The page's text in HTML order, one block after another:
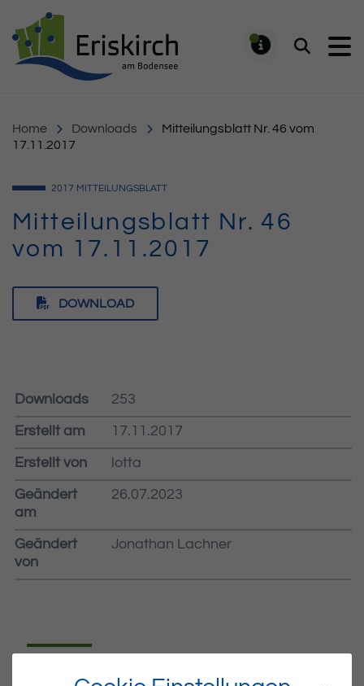
Suchen
Home Downloads
Mitteilungsblatt Nr. 46 vom
17.11.2017
2017 MITTEILUNGSBLATT
Mitteilungsblatt Nr. 46
vom 17.11.2017
DOWNLOAD
Downloads 253
Erstellt am 17.11.2017
Erstellt von lotta
Geändert
am
26.07.2023
Geändert
von
Jonathan Lachner
Dateiname MIBLA46.PDF